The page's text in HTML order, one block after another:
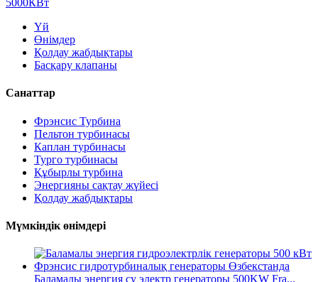
Үй
Өнімдер
Қолдау жабдықтары
Басқару клапаны
Санаттар
Фрэнсис Турбина
Пельтон турбинасы
Каплан турбинасы
Турго турбинасы
Құбырлы турбина
Энергияны сақтау жүйесі
Қолдау жабдықтары
Мүмкіндік өнімдері
Баламалы энергия су электр генераторы 500KW Fra...